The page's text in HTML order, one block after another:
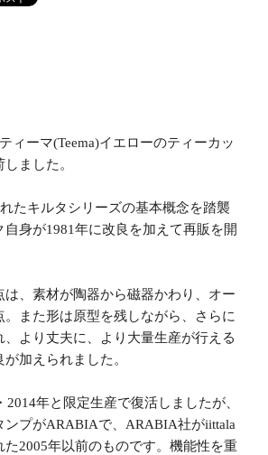
ィーマ(Teema)イエローのティーカッ
ました。
たキルタシリーズの基本概念を踏襲
自身が1981年に改良を加えて再販を開
は、素材が陶器から磁器かわり、オー
。また形は原型を残しながら、さらに
、より丈夫に、より大量生産が行える
加えられました。
2014年と限定生産で復活しましたが、
ンプがARABIAで、ARABIA社がiittala
た2005年以前のものです。機能性を重